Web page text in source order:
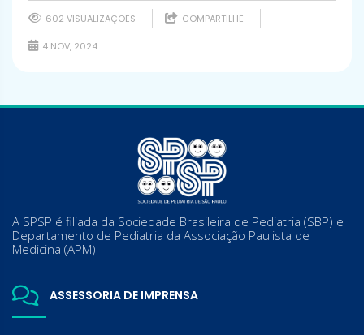
602 VISUALIZAÇÕES COMPARTILHE
4 NOV, 2024
A SPSP é filiada da Sociedade Brasileira de Pediatria (SBP) e
Departamento de Pediatria da Associação Paulista de
Medicina (APM)
ASSESSORIA DE IMPRENSA